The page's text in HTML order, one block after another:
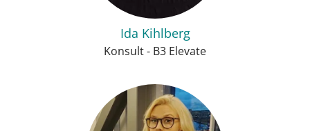
Ida Kihlberg
Konsult - B3 Elevate